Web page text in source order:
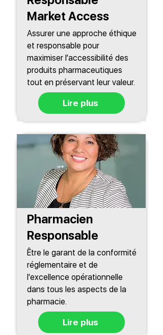
Market Access
Assurer une approche éthique
et responsable pour
maximiser l'accessibilité des
produits pharmaceutiques
tout en préservant leur valeur.
Lire plus
Pharmacien
Responsable
Être le garant de la conformité
réglementaire et de
l'excellence opérationnelle
dans tous les aspects de la
pharmacie.
Lire plus